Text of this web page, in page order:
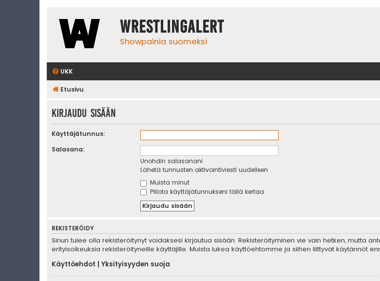
WrestlingAlert
Showpainia suomeksi
UKK
Etusivu
Kirjaudu sisään
Käyttäjätunnus:
Salasana:
Unohdin salasanani
Lähetä tunnusten aktivointiviesti uudelleen
Muista minut
Piilota käyttäjätunnukseni tällä kertaa
REKISTERÖIDY
Sinun tulee olla rekisteröitynyt voidaksesi kirjautua sisään. Rekisteröityminen vie vain hetken, mutta
erityisoikeuksia rekisteröityneille käyttäjille. Muista lukea käyttöehtomme ja siihen liittyvät käytännöt
Käyttöehdot
Yksityisyyden suoja